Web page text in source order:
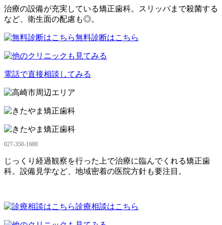
治療の設備が充実している矯正歯科。スリッパまで殺菌する
など、衛生面の配慮も◎。
無料診断はこちら
電話で直接相談してみる
027-350-1600
じっくり経過観察を行った上で治療に臨んでくれる矯正歯
科。設備見学など、地域密着の医院方針も要注目。
診療相談はこちら